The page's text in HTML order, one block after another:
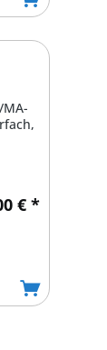
€ *